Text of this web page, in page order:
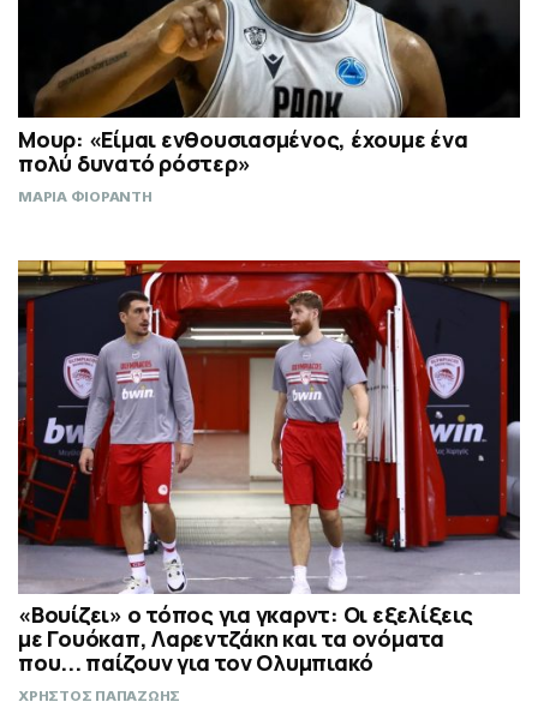
Μουρ: «Είμαι ενθουσιασμένος, έχουμε ένα
πολύ δυνατό ρόστερ»
ΜΑΡΙΑ ΦΙΟΡΑΝΤΗ
«Βουίζει» ο τόπος για γκαρντ: Οι εξελίξεις
με Γουόκαπ, Λαρεντζάκη και τα ονόματα
που... παίζουν για τον Ολυμπιακό
ΧΡΗΣΤΟΣ ΠΑΠΑΖΩΗΣ